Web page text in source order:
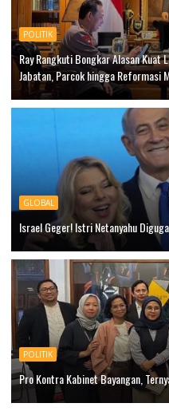
POLITIK
Ray Rangkuti Bongkar Alasan
Jabatan, Parcok hingga Reformasi
GLOBAL
Israel Geger! Istri Netanyahu
POLITIK
Pro Kontra Kabinet Bayangan,